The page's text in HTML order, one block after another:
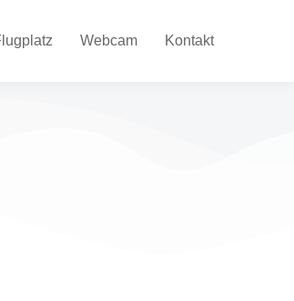
Webcam Kontakt